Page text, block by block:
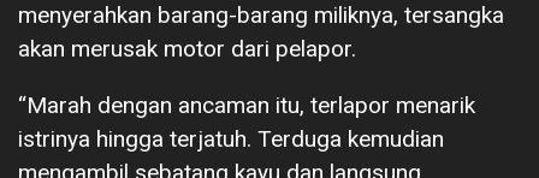
menyerahkan barang-barang miliknya, tersangka
akan merusak motor dari pelapor.
“Marah dengan ancaman itu, terlapor menarik
istrinya hingga terjatuh. Terduga kemudian